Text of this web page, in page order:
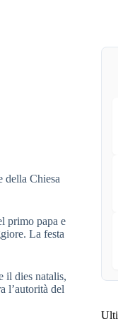
della Chiesa
primo papa e
La festa
il dies natalis,
l’autorità del